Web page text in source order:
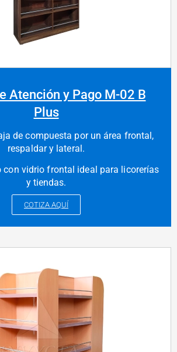
Atención y Pago M-02 B
Plus
de compuesta por un área frontal,
respaldar y lateral.
con vidrio frontal ideal para licorerías
y tiendas.
COTIZA AQUÍ